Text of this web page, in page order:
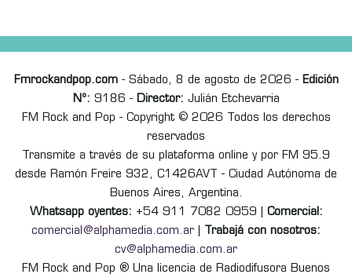
Fmrockandpop.com- Sábado, 8 de agosto de 2026 - Edición
Nº: 9186 - Director: Julián Etchevarria
FM Rock and Pop - Copyright © 2026 Todos los derechos
reservados
Transmite a través de su plataforma online y por FM 95.9
desde Ramón Freire 932, C1426AVT - Ciudad Autónoma de
Buenos Aires, Argentina.
Whatsapp oyentes: +54 911 7082 0959 | Comercial:
comercial@alphamedia.com.ar
Trabajá con nosotros:
cv@alphamedia.com.ar
FM Rock and Pop ® Una licencia de Radiodifusora Buenos